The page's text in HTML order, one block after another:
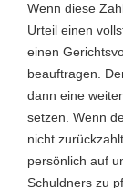
Wenn diese
Urteil einen
einen
beauftragen.
dann eine
setzen. Wenn
nicht
persönlich auf
Schuldners zu